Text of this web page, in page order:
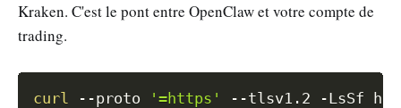
Kraken. C'est le pont entre OpenClaw et votre compte de
trading.
curl --proto '=https' --tlsv1.2 -LsSf
Copy